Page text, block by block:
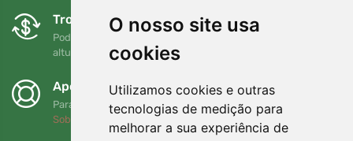
O nosso site usa
cookies
Utilizamos cookies e outras
tecnologias de medição para
melhorar a sua experiência de
Trocas e devoluções gratuitas
Pode devolver ou trocar a sua encomenda em qualquer
altura no prazo de 90 dias
Apoiamos a Trees.org
Para cada encomenda plantamos uma árvore! Leia mais
Sobre nós